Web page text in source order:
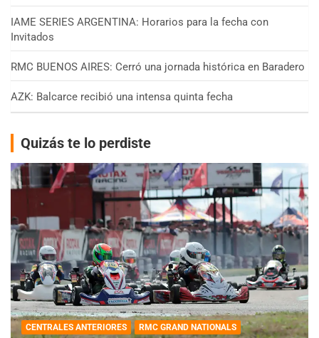
IAME SERIES ARGENTINA: Horarios para la fecha con
Invitados
RMC BUENOS AIRES: Cerró una jornada histórica en Baradero
AZK: Balcarce recibió una intensa quinta fecha
Quizás te lo perdiste
CENTRALES ANTERIORES RMC GRAND NATIONALS